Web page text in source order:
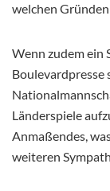
welchen
Wenn zudem ein
Boulevardpresse
Länderspiele
Anmaßendes,
weiteren